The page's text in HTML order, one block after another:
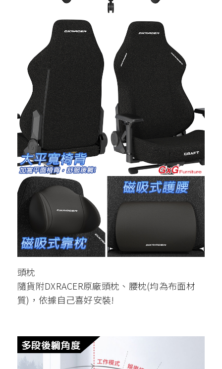
頭枕
隨貨附DXRACER原廠頭枕、腰枕(均為布面材
質)，依據自己喜好安裝!